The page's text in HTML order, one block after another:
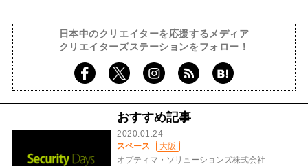
日本中のクリエイターを応援するメディア
クリエイターズステーションをフォロー！
おすすめ記事
2020.01.24
スペース
大阪
オプティマ・ソリューションズ株式会社